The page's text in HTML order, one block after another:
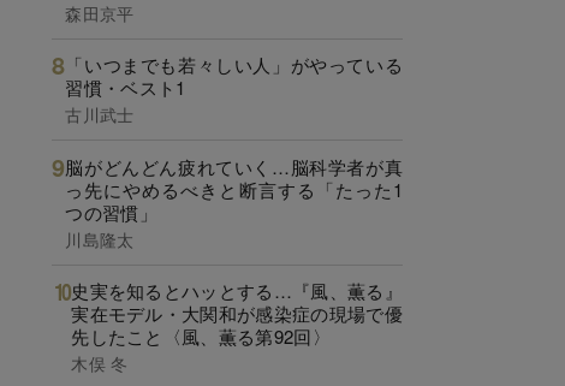
森田京平
「いつまでも若々しい人」がやっている
習慣・ベスト1
古川武士
脳がどんどん疲れていく…脳科学者が真
っ先にやめるべきと断言する「たった1
つの習慣」
川島隆太
史実を知るとハッとする…『風、薫る』
実在モデル・大関和が感染症の現場で優
先したこと〈風、薫る第92回〉
木俣 冬